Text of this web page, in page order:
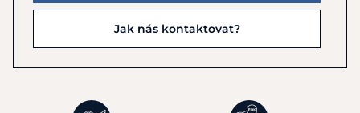
Jak nás kontaktovat?